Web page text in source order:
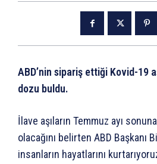
ABD’nin sipariş ettiği Kovid-19
dozu buldu.
İlave aşıların Temmuz ayı
olacağını belirten ABD Başkanı
insanların hayatlarını